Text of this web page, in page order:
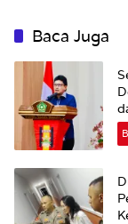
Baca Juga